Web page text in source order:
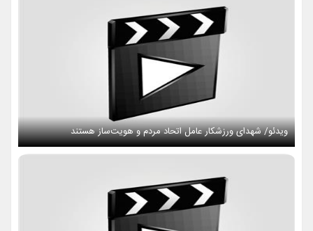
ویدئو/ شهدای ورزشکار عامل اتحاد مردم و هویت‌ساز هستند